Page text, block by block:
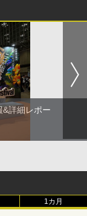
&詳細レポー
1カ月